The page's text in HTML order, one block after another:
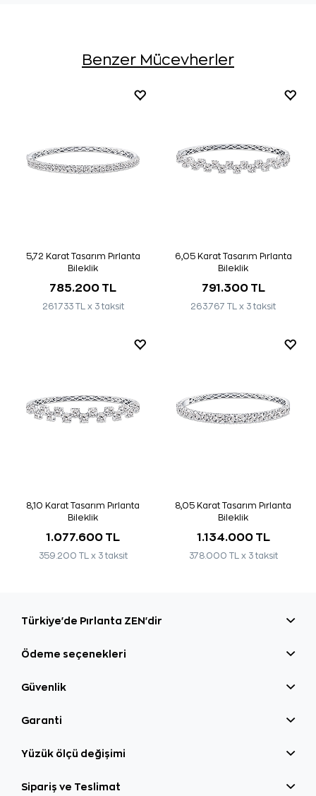
Benzer Mücevherler
5,72 Karat Tasarım Pırlanta
Bileklik
785.200 TL
261.733 TL x 3 taksit
6,05 Karat Tasarım Pırlanta
Bileklik
791.300 TL
263.767 TL x 3 taksit
8,10 Karat Tasarım Pırlanta
Bileklik
1.077.600 TL
359.200 TL x 3 taksit
8,05 Karat Tasarım Pırlanta
Bileklik
1.134.000 TL
378.000 TL x 3 taksit
Türkiye'de Pırlanta ZEN'dir
Ödeme seçenekleri
Güvenlik
Garanti
Yüzük ölçü değişimi
Sipariş ve Teslimat